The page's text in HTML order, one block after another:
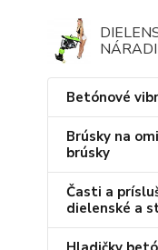
Betónové
Brúsky na
brúsky
Časti a
dielenské a